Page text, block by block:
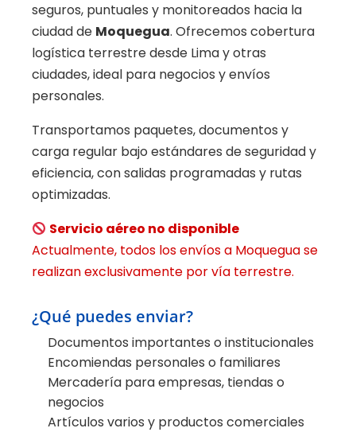
seguros, puntuales y monitoreados hacia la
ciudad de Moquegua. Ofrecemos cobertura
logística terrestre desde Lima y otras
ciudades, ideal para negocios y envíos
personales.
Transportamos paquetes, documentos y
carga regular bajo estándares de seguridad y
eficiencia, con salidas programadas y rutas
optimizadas.
Servicio aéreo no disponible
Actualmente, todos los envíos a Moquegua se
realizan exclusivamente por vía terrestre.
¿Qué puedes enviar?
Documentos importantes o institucionales
Encomiendas personales o familiares
Mercadería para empresas, tiendas o
negocios
Artículos varios y productos comerciales